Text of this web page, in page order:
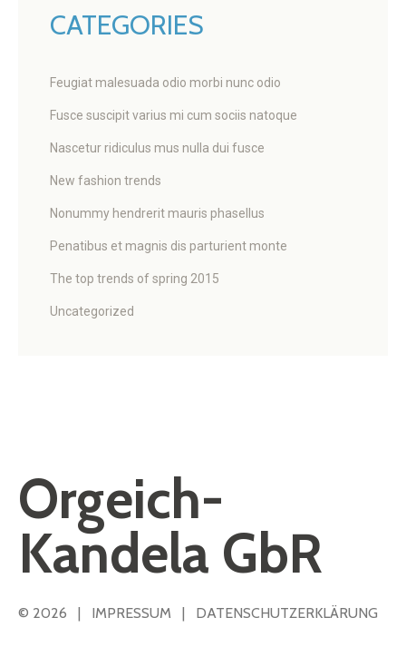
CATEGORIES
Feugiat malesuada odio morbi nunc odio
Fusce suscipit varius mi cum sociis natoque
Nascetur ridiculus mus nulla dui fusce
New fashion trends
Nonummy hendrerit mauris phasellus
Penatibus et magnis dis parturient monte
The top trends of spring 2015
Uncategorized
Orgeich-
Kandela GbR
© 2026 | IMPRESSUM DATENSCHUTZERKLÄRUNG